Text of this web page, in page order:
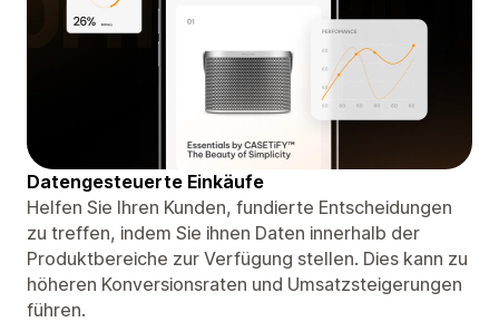
Datengesteuerte Einkäufe
Helfen Sie Ihren Kunden, fundierte Entscheidungen
zu treffen, indem Sie ihnen Daten innerhalb der
Produktbereiche zur Verfügung stellen. Dies kann zu
höheren Konversionsraten und Umsatzsteigerungen
führen.